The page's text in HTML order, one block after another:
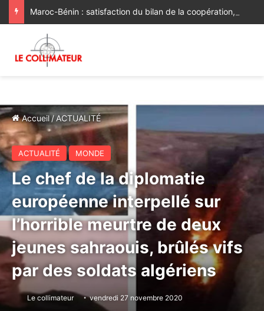
Accueil/ACTUALITÉ
ACTUALITÉ MONDE
Le chef de la diplomatie
européenne interpellé sur
l’horrible meurtre de deux
jeunes sahraouis, brûlés vifs
par des soldats algériens
Le collimateur vendredi 27 novembre 2020